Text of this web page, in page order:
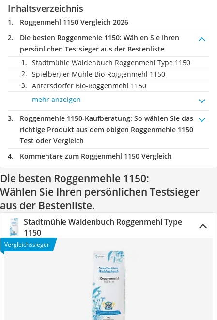
Inhaltsverzeichnis
Roggenmehl 1150 Vergleich 2026
Die besten Roggenmehle 1150: Wählen Sie Ihren
persönlichen Testsieger aus der Bestenliste.
Stadtmühle Waldenbuch Roggenmehl Type 1150
Spielberger Mühle Bio-Roggenmehl 1150
Antersdorfer Bio-Roggenmehl 1150
mehr anzeigen
Roggenmehle 1150-Kaufberatung: So wählen Sie das
richtige Produkt aus dem obigen Roggenmehle 1150
Test oder Vergleich
Kommentare zum Roggenmehl 1150 Vergleich
Die besten Roggenmehle 1150:
Wählen Sie Ihren persönlichen Testsieger
aus der Bestenliste.
Stadtmühle Waldenbuch Roggenmehl Type
1150
Vergleichssieger